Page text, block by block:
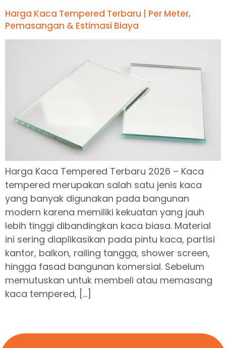
Harga Kaca Tempered Terbaru | Per Meter,
Pemasangan & Estimasi Biaya
Harga Kaca Tempered Terbaru 2026 – Kaca
tempered merupakan salah satu jenis kaca
yang banyak digunakan pada bangunan
modern karena memiliki kekuatan yang jauh
lebih tinggi dibandingkan kaca biasa. Material
ini sering diaplikasikan pada pintu kaca, partisi
kantor, balkon, railing tangga, shower screen,
hingga fasad bangunan komersial. Sebelum
memutuskan untuk membeli atau memasang
kaca tempered, […]